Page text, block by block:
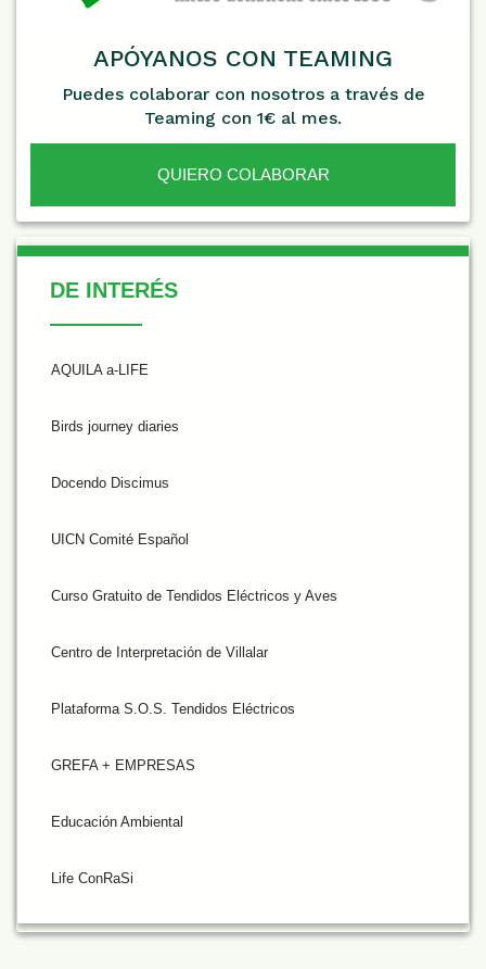
APÓYANOS CON TEAMING
Puedes colaborar con nosotros a través de
Teaming con 1€ al mes.
QUIERO COLABORAR
De Interés
DE INTERÉS
AQUILA a-LIFE
Birds journey diaries
Docendo Discimus
UICN Comité Español
Curso Gratuito de Tendidos Eléctricos y Aves
Centro de Interpretación de Villalar
Plataforma S.O.S. Tendidos Eléctricos
GREFA + EMPRESAS
Educación Ambiental
Life ConRaSi